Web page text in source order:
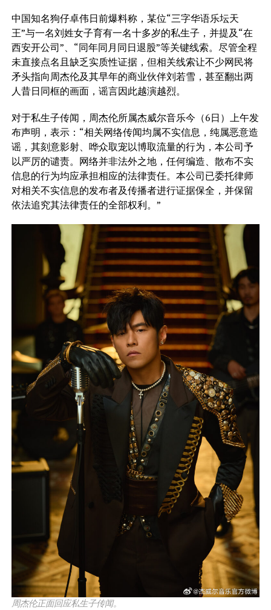
中国知名狗仔卓伟日前爆料称，某位“三字华语乐坛天
王”与一名刘姓女子育有一名十多岁的私生子，并提及“在
西安开公司”、“同年同月同日退股”等关键线索。尽管全程
未直接点名且缺乏实质性证据，但相关线索让不少网民将
矛头指向周杰伦及其早年的商业伙伴刘若雪，甚至翻出两
人昔日同框的画面，谣言因此越演越烈。
对于私生子传闻，周杰伦所属杰威尔音乐今（6日）上午发
布声明，表示：“相关网络传闻均属不实信息，纯属恶意造
谣，其刻意影射、哗众取宠以博取流量的行为，本公司予
以严厉的谴责。网络并非法外之地，任何编造、散布不实
信息的行为均应承担相应的法律责任。本公司已委托律师
对相关不实信息的发布者及传播者进行证据保全，并保留
依法追究其法律责任的全部权利。”
周杰伦正面回应私生子传闻。